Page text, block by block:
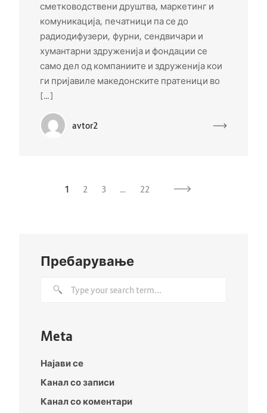
сметководствени друштва, маркетинг и
комуникација, печатници па се до
радиодифузери, фурни, сендвичари и
хумантарни здруженија и фондации се
само дел од компаниите и здруженија кои
ги пријавиле македонските пратеници во
[…]
avtor2
1 2 3 … 22
Пребарување
Meta
Најави се
Канал со записи
Канал со коментари